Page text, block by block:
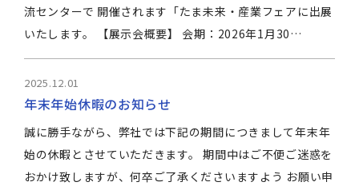
流センターで 開催されます「たま未来・産業フェアに出展
いたします。 【展示会概要】 会期：2026年1月30…
2025.12.01
年末年始休暇のお知らせ
誠に勝手ながら、弊社では下記の期間につきまして年末年
始の休暇とさせていただきます。 期間中はご不便ご迷惑を
おかけ致しますが、何卒ご了承くださいますよう お願い申